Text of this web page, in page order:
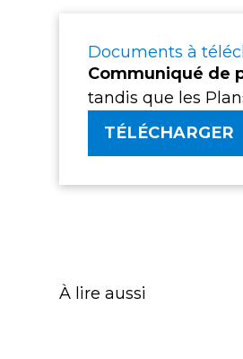
Documents à
Communiqué de
tandis que les
TÉLÉCHARGER
À lire aussi